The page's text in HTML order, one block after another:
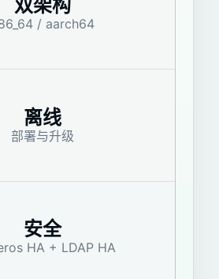
双架构
/ aarch64
离线
部署与升级
安全
HA + LDAP HA